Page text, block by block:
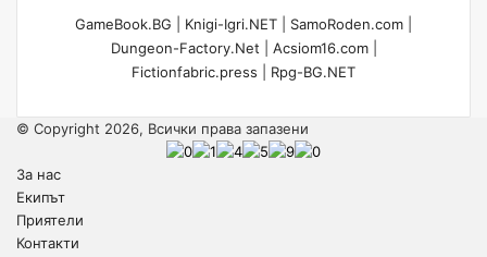
GameBook.BG Knigi-Igri.NET SamoRoden.com
Dungeon-Factory.Net
Acsiom16.com|
Fictionfabric.press
Rpg-BG.NET
© Copyright 2026, Всички права запазени
За нас
Екипът
Приятели
Контакти